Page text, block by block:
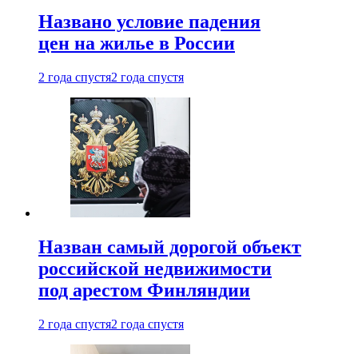
Названо условие падения
цен на жилье в России
2 года спустя2 года спустя
Назван самый дорогой объект
российской недвижимости
под арестом Финляндии
2 года спустя2 года спустя